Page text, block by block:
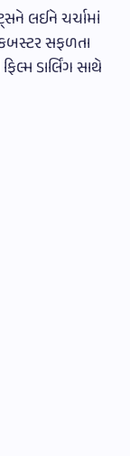
લઈને ચર્ચામાં
સફળતા
ડાર્લિંગ સાથે